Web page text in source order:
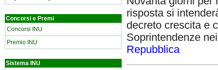
Concorsi e Premi
Concorsi INU
Premio INU
Sistema INU
risposta si
decreto crescita e
Soprintendenze
Repubblica